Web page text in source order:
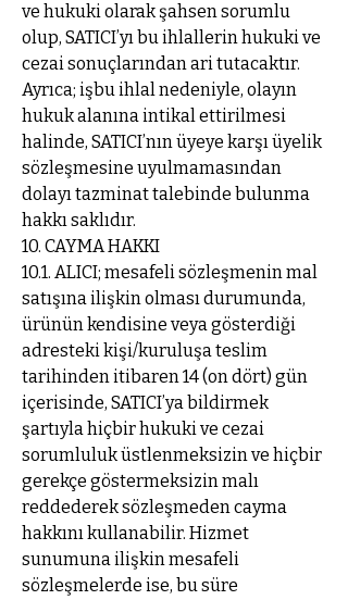
ve hukuki olarak şahsen sorumlu
olup, SATICI’yı bu ihlallerin hukuki ve
cezai sonuçlarından ari tutacaktır.
Ayrıca; işbu ihlal nedeniyle, olayın
hukuk alanına intikal ettirilmesi
halinde, SATICI’nın üyeye karşı üyelik
sözleşmesine uyulmamasından
dolayı tazminat talebinde bulunma
hakkı saklıdır.
10. CAYMA HAKKI
10.1. ALICI; mesafeli sözleşmenin mal
satışına ilişkin olması durumunda,
ürünün kendisine veya gösterdiği
adresteki kişi/kuruluşa teslim
tarihinden itibaren 14 (on dört) gün
içerisinde, SATICI’ya bildirmek
şartıyla hiçbir hukuki ve cezai
sorumluluk üstlenmeksizin ve hiçbir
gerekçe göstermeksizin malı
reddederek sözleşmeden cayma
hakkını kullanabilir. Hizmet
sunumuna ilişkin mesafeli
sözleşmelerde ise, bu süre